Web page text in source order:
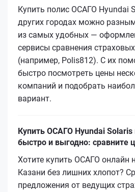
Купить полис ОСАГО Hyundai
других городах можно
из самых удобных —
сервисы сравнения
(например, Polis812). С их
быстро посмотреть цены
компаний и подобрать
вариант.
Купить ОСАГО Hyundai Solaris
быстро и выгодно: сравните
Хотите купить ОСАГО онлайн
Казани без лишних хлопот?
предложения от ведущих